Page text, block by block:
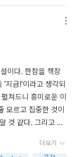
랑이 아름답다고 하
지 않았다. 그럼에
야. 왜 그렇지? 장
나도 모르겠어. 무서
상이 낯선거냐
고 안진진의 마음속
춘의 나이답게 보통
은 가벼운 마음으
온 삶과 그녀의 가족
었다.제대로 받아본
싶은 이야기들 속에
당신은 그나마 천만
인의 불행뿐이다. 그
불행의 극복은 의
은 언제나 뒤에 남
것인지도- P191사
얼굴을 들여다보
자신의 얼굴에 대해
눈과 코와 입을그윽
결론을 내린다. 이
지 않고 스쳐 갈 수
기만 하면 무조
. 소설은 그런 진진
생애를 다 걸어야
진은 이성적인 남
와 결혼할지 고민하
만 인생행로는 사뭇
이 삶을 어떻게 이
다. 필력 덕분인지
속도가 워낙 더딘
읽으며 깨달았다.
애착이 덜한 법이
하다가, 그래서 나는
이다. 한참을 책장
'지금!'이라고 생각되
쳐드니 흥미로운 이
모르고 집중한 것이
것 같다. ​그리고 이
을 꺼내 다시 읽는다
더보기